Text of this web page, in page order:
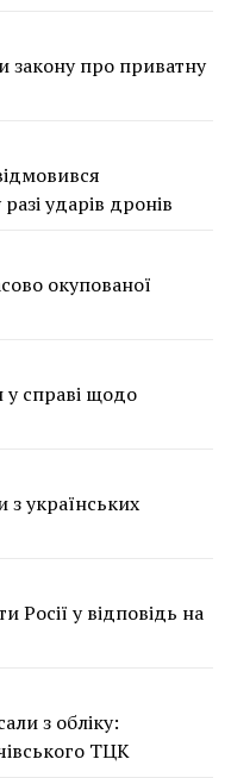
закону про приватну
ударів дронів
окупованої
справі щодо
з українських
Росії у відповідь на
з обліку:
ТЦК